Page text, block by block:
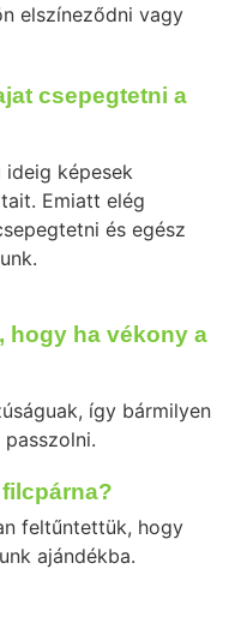
elszíneződni vagy
csepegtetni a
képesek
Emiatt elég
és egész
hogy ha vékony a
így bármilyen
feltűntettük, hogy
ajándékba.